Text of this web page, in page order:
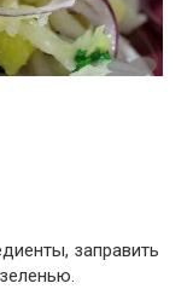
заправить